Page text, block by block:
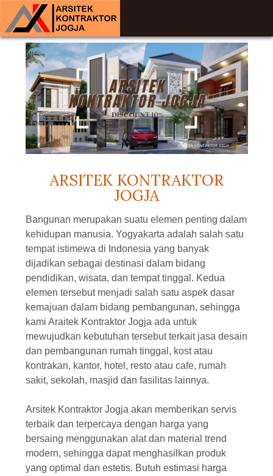
ARSITEK KONTRAKTOR
JOGJA
Bangunan merupakan suatu elemen penting dalam
kehidupan manusia. Yogyakarta adalah salah satu
tempat istimewa di Indonesia yang banyak
dijadikan sebagai destinasi dalam bidang
pendidikan, wisata, dan tempat tinggal. Kedua
elemen tersebut menjadi salah satu aspek dasar
kemajuan dalam bidang pembangunan, sehingga
kami Araitek Kontraktor Jogja ada untuk
mewujudkan kebutuhan tersebut terkait jasa desain
dan pembangunan rumah tinggal , kost atau
kontrakan, kantor, hotel , resto atau cafe, rumah
sakit, sekolah, masjid dan fasilitas lainnya.
Arsitek Kontraktor Jogja akan memberikan servis
terbaik dan terpercaya dengan harga yang
bersaing menggunakan alat dan material trend
modern, sehingga dapat menghasilkan produk
yang optimal dan estetis. Butuh estimasi harga